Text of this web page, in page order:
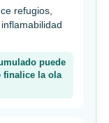
refugios,
puede
finalice la ola